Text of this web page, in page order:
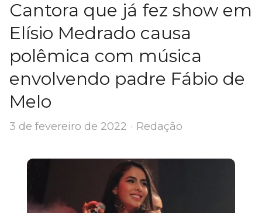
Cantora que já fez show em
Elísio Medrado causa
polêmica com música
envolvendo padre Fábio de
Melo
3 de fevereiro de 2022 Author
Redação